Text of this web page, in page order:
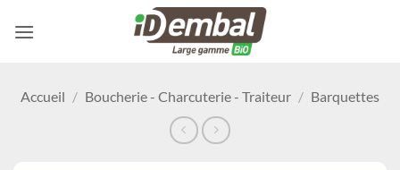
Accueil / Boucherie - Charcuterie - Traiteur / Barquettes